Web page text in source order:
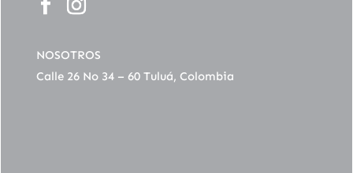
NOSOTROS
Calle 26 No 34 – 60 Tuluá, Colombia